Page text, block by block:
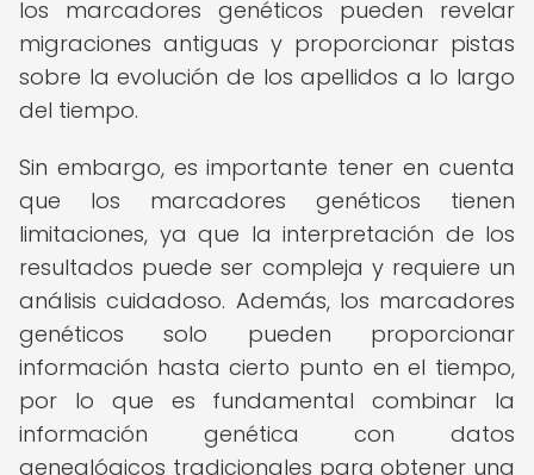
los marcadores genéticos pueden revelar
migraciones antiguas y proporcionar pistas
sobre la evolución de los apellidos a lo largo
del tiempo.
Sin embargo, es importante tener en cuenta
que los marcadores genéticos tienen
limitaciones, ya que la interpretación de los
resultados puede ser compleja y requiere un
análisis cuidadoso. Además, los marcadores
genéticos solo pueden proporcionar
información hasta cierto punto en el tiempo,
por lo que es fundamental combinar la
información genética con datos
genealógicos tradicionales para obtener una